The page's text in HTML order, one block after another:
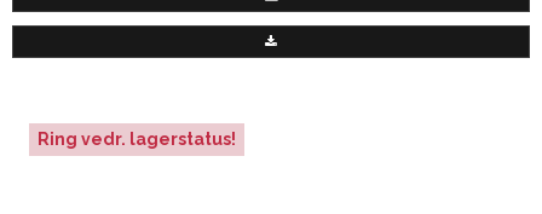
Ring vedr. lagerstatus!